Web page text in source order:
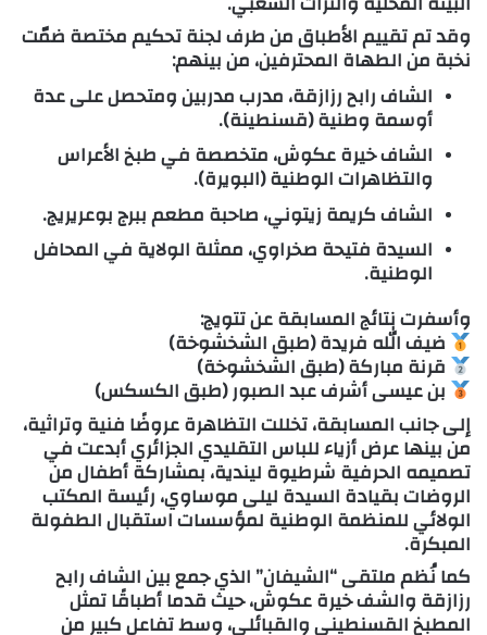
وقد تم تقييم الأطباق من طرف لجنة تحكيم مختصة ضمّت
نخبة من الطهاة المحترفين، من بينهم:
الشاف رابح رزازقة، مدرب مدربين ومتحصل على عدة
أوسمة وطنية (قسنطينة).
الشاف خيرة عكوش، متخصصة في طبخ الأعراس
والتظاهرات الوطنية (البويرة).
الشاف كريمة زيتوني، صاحبة مطعم ببرج بوعريريج.
السيدة فتيحة صخراوي، ممثلة الولاية في المحافل
الوطنية.
وأسفرت نتائج المسابقة عن تتويج:
ضيف الله فريدة(طبق الشخشوخة)
قرنة مباركة(طبق الشخشوخة)
بن عيسى أشرف عبد الصبور(طبق الكسكس)
إلى جانب المسابقة، تخللت التظاهرة عروضًا فنية وتراثية،
من بينهاعرض أزياء للباس التقليدي الجزائريأبدعت في
تصميمه الحرفيةشرطيوة ليندية، بمشاركة أطفال من
الروضات بقيادة السيدةليلى موساوي، رئيسة المكتب
الولائي للمنظمة الوطنية لمؤسسات استقبال الطفولة
المبكرة.
كما نُظمملتقى “الشيفان”الذي جمع بين الشاف رابح
رزازقة والشف خيرة عكوش، حيث قدما أطباقًا تمثل
المطبخ القسنطيني والقبائلي، وسط تفاعل كبير من